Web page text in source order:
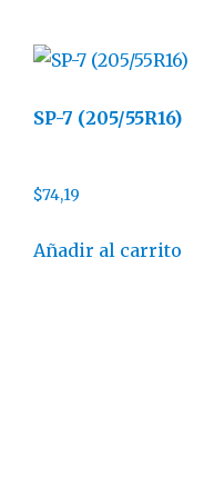
SP-7 (205/55R16)
$74,19
Añadir al carrito